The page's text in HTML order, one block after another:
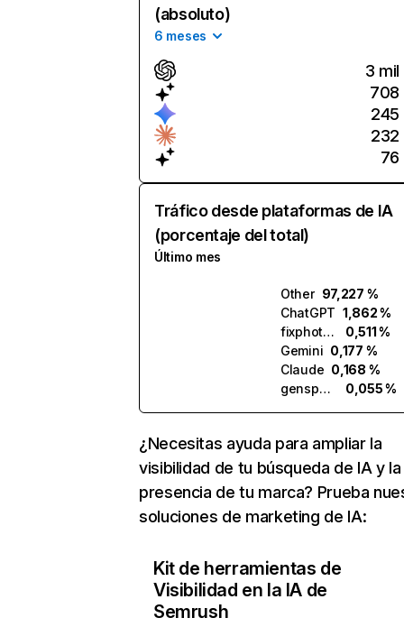
(absoluto)
6 meses
3 mil
708
245
232
76
Tráfico desde plataformas de IA
(porcentaje del total)
Último mes
Other 97,227 %
ChatGPT 1,862 %
fixphotos.ai
0,511 %
Gemini 0,177 %
Claude 0,168 %
genspark.ai
0,055 %
¿Necesitas ayuda para ampliar la
visibilidad de tu búsqueda de IA y la
presencia de tu marca? Prueba
soluciones de marketing de IA:
Kit de herramientas de
Visibilidad en la IA de
Semrush